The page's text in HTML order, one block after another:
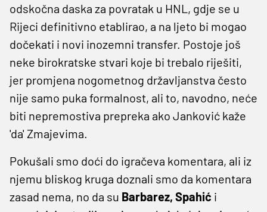
odskočna daska za povratak u HNL, gdje se u
Rijeci definitivno etablirao, a na ljeto bi mogao
dočekati i novi inozemni transfer. Postoje još
neke birokratske stvari koje bi trebalo riješiti,
jer promjena nogometnog državljanstva često
nije samo puka formalnost, ali to, navodno, neće
biti nepremostiva prepreka ako Janković kaže
'da' Zmajevima.
Pokušali smo doći do igračeva komentara, ali iz
njemu bliskog kruga doznali smo da komentara
zasad nema, no da su Barbarez, Spahić i